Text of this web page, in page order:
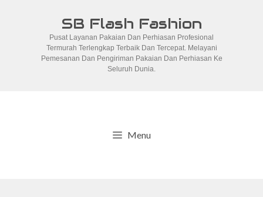
SB Flash Fashion
Pusat Layanan Pakaian Dan Perhiasan Profesional
Termurah Terlengkap Terbaik Dan Tercepat. Melayani
Pemesanan Dan Pengiriman Pakaian Dan Perhiasan Ke
Seluruh Dunia.
Menu